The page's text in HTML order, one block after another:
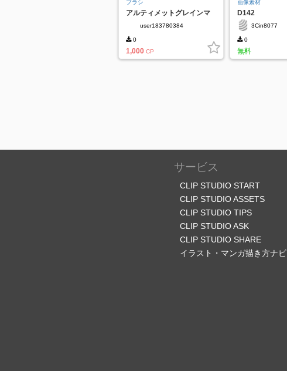
ブラシ
アルティメットグレインマ
user183780384
0
1,000 CP
画像素材
D142
3Cin8077
0
無料
サービス
CLIP STUDIO START
CLIP STUDIO ASSETS
CLIP STUDIO TIPS
CLIP STUDIO ASK
CLIP STUDIO SHARE
イラスト・マンガ描き方ナビ